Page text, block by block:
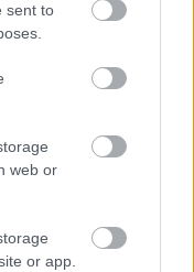
sent to
web or
or app.
amin élete
arra az
nem fog kioltani
Meryl és
de
Vash mellett.
az az állig
Vash-sal
gondot a
mélyen legbelül
mellett